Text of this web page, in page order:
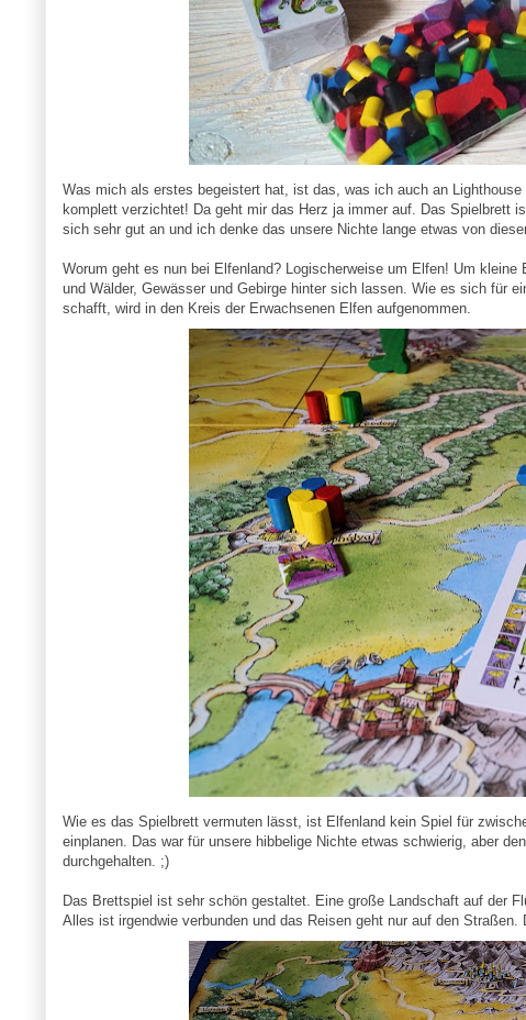
Was mich als erstes begeistert hat, ist das, was ich auch an
komplett verzichtet! Da geht mir das Herz ja immer auf. Das Spielbrett
sich sehr gut an und ich denke das unsere Nichte lange etwas von
Worum geht es nun bei Elfenland? Logischerweise um Elfen! Um
und Wälder, Gewässer und Gebirge hinter sich lassen. Wie es sich für
schafft, wird in den Kreis der Erwachsenen Elfen aufgenommen.
Wie es das Spielbrett vermuten lässt, ist Elfenland kein Spiel für
einplanen. Das war für unsere hibbelige Nichte etwas schwierig, aber
durchgehalten. ;)
Das Brettspiel ist sehr schön gestaltet. Eine große Landschaft auf der
Alles ist irgendwie verbunden und das Reisen geht nur auf den